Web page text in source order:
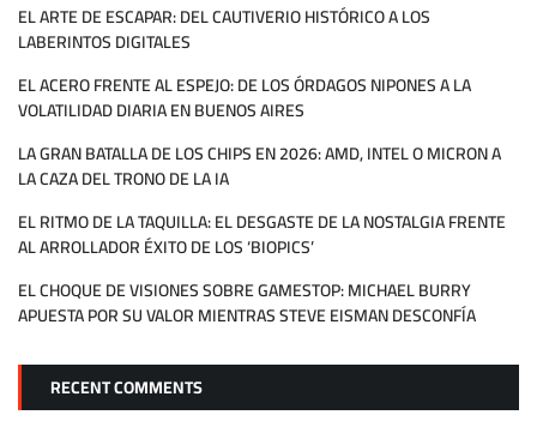
EL ARTE DE ESCAPAR: DEL CAUTIVERIO HISTÓRICO A LOS
LABERINTOS DIGITALES
EL ACERO FRENTE AL ESPEJO: DE LOS ÓRDAGOS NIPONES A LA
VOLATILIDAD DIARIA EN BUENOS AIRES
LA GRAN BATALLA DE LOS CHIPS EN 2026: AMD, INTEL O MICRON A
LA CAZA DEL TRONO DE LA IA
EL RITMO DE LA TAQUILLA: EL DESGASTE DE LA NOSTALGIA FRENTE
AL ARROLLADOR ÉXITO DE LOS ‘BIOPICS’
EL CHOQUE DE VISIONES SOBRE GAMESTOP: MICHAEL BURRY
APUESTA POR SU VALOR MIENTRAS STEVE EISMAN DESCONFÍA
RECENT COMMENTS